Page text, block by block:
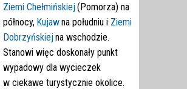
Ziemi Chełmińskiej(Pomorza) na
północy, Kujawna południu i Ziemi
Dobrzyńskiejna wschodzie.
Stanowi więc doskonały punkt
wypadowy dla wycieczek
w ciekawe turystycznie okolice.